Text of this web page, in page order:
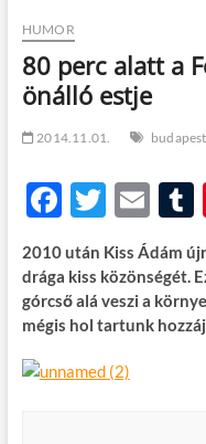
HUMOR
80 perc alatt a
önálló estje
2014.11.01. budapest
F
ac
e
b
o
o
T
w
itt
er
E
m
ail
u
2010 után Kiss Ádám
drága kiss közönségét.
górcső alá veszi a
mégis hol tartunk